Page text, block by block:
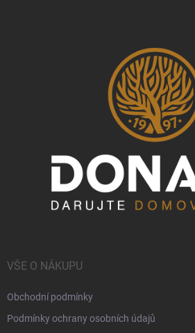
VŠE O NÁKUPU
Obchodní podmínky
Podmínky ochrany osobních údajů